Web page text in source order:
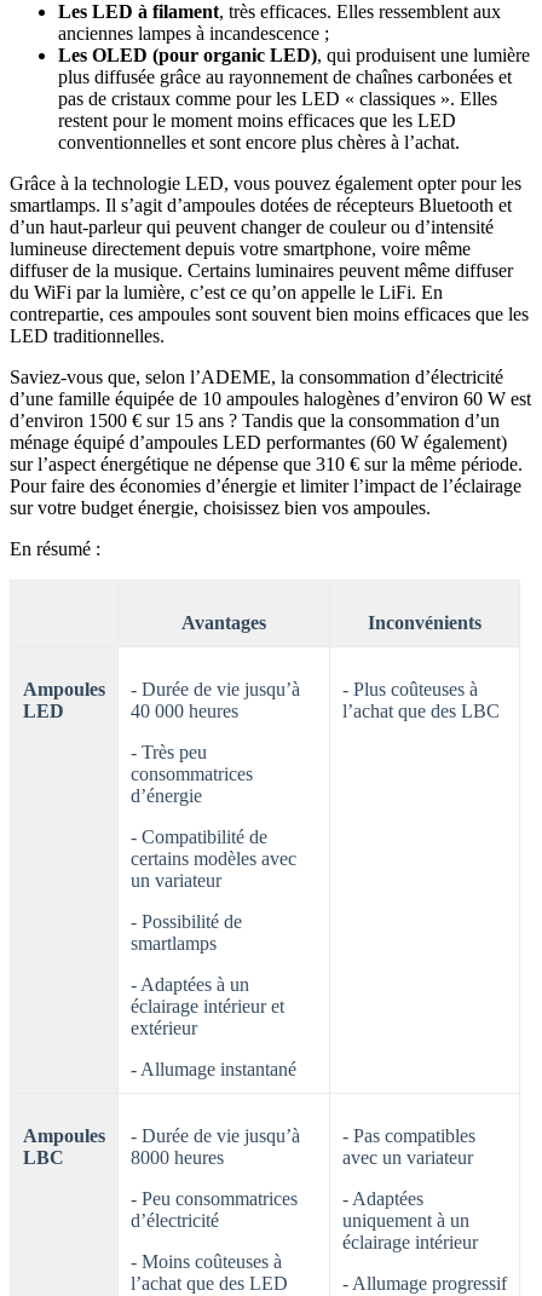
Les LED à filament, très efficaces. Elles ressemblent aux
anciennes lampes à incandescence ;
Les OLED (pour organic LED), qui produisent une lumière
plus diffusée grâce au rayonnement de chaînes carbonées et
pas de cristaux comme pour les LED « classiques ». Elles
restent pour le moment moins efficaces que les LED
conventionnelles et sont encore plus chères à l’achat.
Grâce à la technologie LED, vous pouvez également opter pour les
smartlamps. Il s’agit d’ampoules dotées de récepteurs Bluetooth et
d’un haut-parleur qui peuvent changer de couleur ou d’intensité
lumineuse directement depuis votre smartphone, voire même
diffuser de la musique. Certains luminaires peuvent même diffuser
du WiFi par la lumière, c’est ce qu’on appelle le LiFi. En
contrepartie, ces ampoules sont souvent bien moins efficaces que les
LED traditionnelles.
Saviez-vous que, selon l’ADEME, la consommation d’électricité
d’une famille équipée de 10 ampoules halogènes d’environ 60 W est
d’environ 1500 € sur 15 ans ? Tandis que la consommation d’un
ménage équipé d’ampoules LED performantes (60 W également)
sur l’aspect énergétique ne dépense que 310 € sur la même période.
Pour faire des économies d’énergie et limiter l’impact de l’éclairage
sur votre budget énergie, choisissez bien vos ampoules.
En résumé :
Avantages Inconvénients
Ampoules
LED
- Durée de vie jusqu’à
40 000 heures
- Très peu
consommatrices
d’énergie
- Compatibilité de
certains modèles avec
un variateur
- Possibilité de
smartlamps
- Adaptées à un
éclairage intérieur et
extérieur
- Allumage instantané
- Plus coûteuses à
l’achat que des LBC
Ampoules
LBC
- Durée de vie jusqu’à
8000 heures
- Peu consommatrices
d’électricité
- Moins coûteuses à
l’achat que des LED
- Pas compatibles
avec un variateur
- Adaptées
uniquement à un
éclairage intérieur
- Allumage progressif